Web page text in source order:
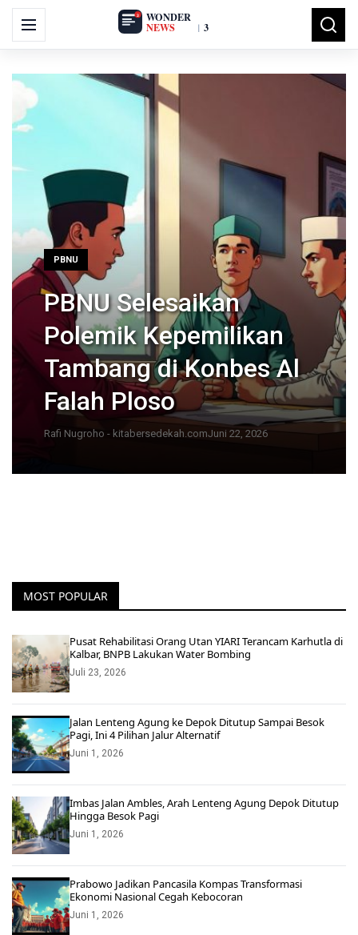
Menu
Search
for:
PBNU
PBNU Selesaikan
Polemik Kepemilikan
Tambang di Konbes Al
Falah Ploso
Rafi Nugroho - kitabersedekah.comJuni 22, 2026
MOST POPULAR
Pusat Rehabilitasi Orang Utan YIARI Terancam Karhutla di
Kalbar, BNPB Lakukan Water Bombing
Juli 23, 2026
Jalan Lenteng Agung ke Depok Ditutup Sampai Besok
Pagi, Ini 4 Pilihan Jalur Alternatif
Juni 1, 2026
Imbas Jalan Ambles, Arah Lenteng Agung Depok Ditutup
Hingga Besok Pagi
Juni 1, 2026
Prabowo Jadikan Pancasila Kompas Transformasi
Ekonomi Nasional Cegah Kebocoran
Juni 1, 2026